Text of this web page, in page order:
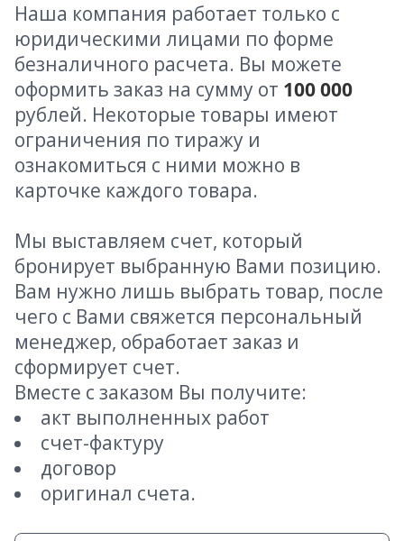
Наша компания работает только с
юридическими лицами по форме
безналичного расчета. Вы можете
оформить заказ на сумму от 100 000
рублей. Некоторые товары имеют
ограничения по тиражу и
ознакомиться с ними можно в
карточке каждого товара.
Мы выставляем счет, который
бронирует выбранную Вами позицию.
Вам нужно лишь выбрать товар, после
чего с Вами свяжется персональный
менеджер, обработает заказ и
сформирует счет.
Вместе с заказом Вы получите:
акт выполненных работ
счет-фактуру
договор
оригинал счета.